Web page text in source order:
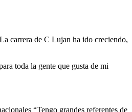
carrera de C Lujan ha ido creciendo,
toda la gente que gusta de mi
“Tengo grandes referentes de